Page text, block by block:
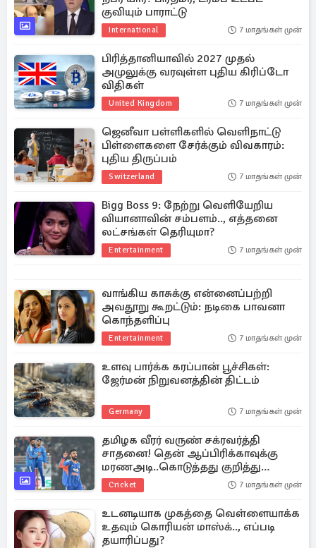
குவியும் பாராட்டு
International 7 மாதங்கள் முன்
பிரித்தானியாவில் 2027 முதல்
அமுலுக்கு வரவுள்ள புதிய கிரிப்டோ
விதிகள்
United Kingdom 7 மாதங்கள் முன்
ஜெனீவா பள்ளிகளில் வெளிநாட்டு
பிள்ளைகளை சேர்க்கும் விவகாரம்:
புதிய திருப்பம்
Switzerland 7 மாதங்கள் முன்
Bigg Boss 9: நேற்று வெளியேறிய
வியானாவின் சம்பளம்.., எத்தனை
லட்சங்கள் தெரியுமா?
Entertainment 7 மாதங்கள் முன்
வாங்கிய காசுக்கு என்னைப்பற்றி
அவதூறு கூறட்டும்: நடிகை பாவனா
கொந்தளிப்பு
Entertainment 7 மாதங்கள் முன்
உளவு பார்க்க கரப்பான் பூச்சிகள்:
ஜேர்மன் நிறுவனத்தின் திட்டம்
Germany 7 மாதங்கள் முன்
தமிழக வீரர் வருண் சக்ரவர்த்தி
சாதனை! தென் ஆப்பிரிக்காவுக்கு
மரணஅடி..கொடுத்தது குறித்து
விளக்கம்
Cricket 7 மாதங்கள் முன்
உடனடியாக முகத்தை வெள்ளையாக்க
உதவும் கொரியன் மாஸ்க்.., எப்படி
தயாரிப்பது?